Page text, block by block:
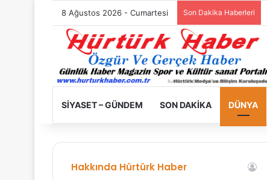
8 Ağustos 2026 - Cumartesi Son Dakika Haberleri
SIYASET – GÜNDEM SON DAKIKA DÜNYA
Hakkında Hürtürk Haber